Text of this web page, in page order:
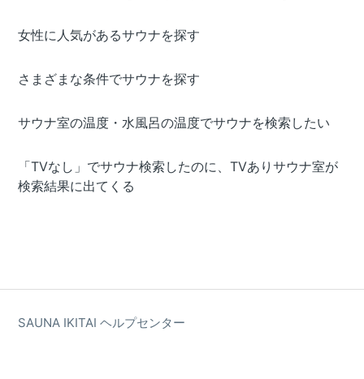
女性に人気があるサウナを探す
さまざまな条件でサウナを探す
サウナ室の温度・水風呂の温度でサウナを検索したい
「TVなし」でサウナ検索したのに、TVありサウナ室が
検索結果に出てくる
SAUNA IKITAI ヘルプセンター